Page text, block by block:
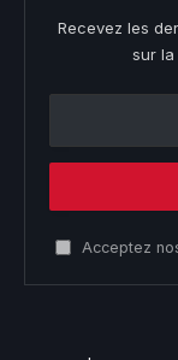
Recevez les
sur la
Acceptez